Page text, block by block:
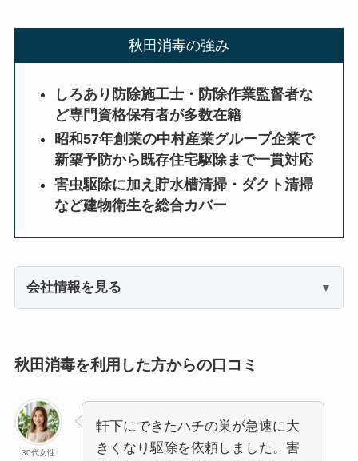
秋田消毒の強み
しろあり防除施工士・防除作業監督者な
ど専門資格保有者が多数在籍
昭和57年創業の中村産業グループ企業で
新築予防から既存住宅駆除まで一貫対応
害虫駆除に加え貯水槽清掃・ダクト清掃
など建物衛生を総合カバー
会社情報を見る
秋田消毒を利用した方からの口コミ
30代女性
軒下にできたハチの巣が急速に大
きくなり駆除を依頼しました。害